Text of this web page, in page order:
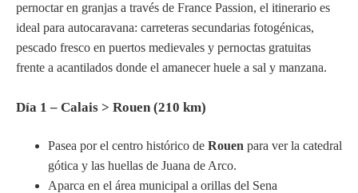
pernoctar en granjas a través de France Passion, el itinerario es
ideal para autocaravana: carreteras secundarias fotogénicas,
pescado fresco en puertos medievales y pernoctas gratuitas
frente a acantilados donde el amanecer huele a sal y manzana.
Día 1 – Calais > Rouen (210 km)
Pasea por el centro histórico de Rouen para ver la catedral
gótica y las huellas de Juana de Arco.
Aparca en el área municipal a orillas del Sena